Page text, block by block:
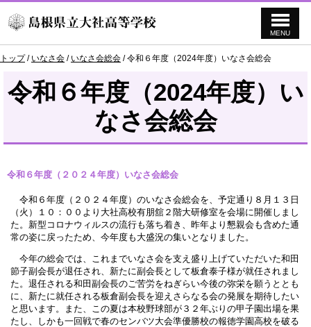
MENU
現
位
トップ/ いなさ会 / いなさ会総会 /令和６年度（2024年度）いなさ会総会
令和６年度（2024年度）い
なさ会総会
令和６年度（２０２４年度）いなさ会総会
令和６年度（２０２４年度）のいなさ会総会を、予定通り８月１３日
（火）１０：００より大社高校有朋舘２階大研修室を会場に開催しまし
た。新型コロナウィルスの流行も落ち着き、昨年より懇親会も含めた通
常の姿に戻ったため、今年度も大盛況の集いとなりました。
今年の総会では、これまでいなさ会を支え盛り上げていただいた和田
節子副会長が退任され、新たに副会長として板倉泰子様が就任されまし
た。退任される和田副会長のご苦労をねぎらい今後の弥栄を願うととも
に、新たに就任される板倉副会長を迎えさらなる会の発展を期待したい
と思います。また、この夏は本校野球部が３２年ぶりの甲子園出場を果
たし、しかも一回戦で春のセンバツ大会準優勝校の報徳学園高校を破る